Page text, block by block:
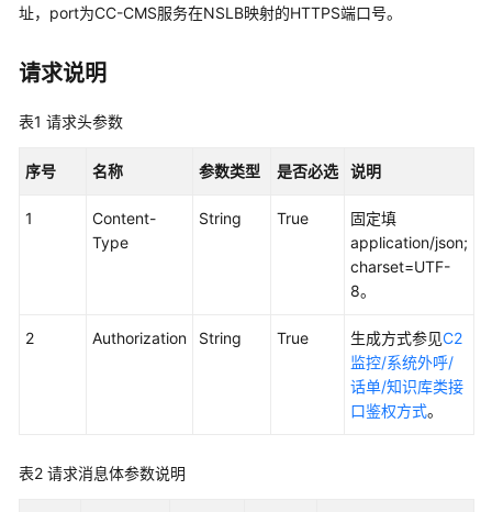
参
考
参
址，port为CC-CMS服务在NSLB映射的HTTPS端口号。
请求说明
表1 请求头参数
序号 名称 参数类型 是否必选 说明
1
Content-
Type
String True
固定填
application/json;
charset=UTF-
8。
2 Authorization String True 生成方式参见C2
监控/系统外呼/
话单/知识库类接
口鉴权方式。
表2 请求消息体参数说明